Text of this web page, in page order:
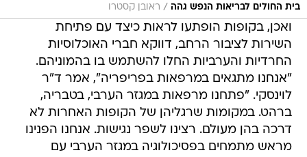
בית החולים לבריאות הנפש גהה / ראובן קסטרו
ואכן, בקופות הופתעו לראות כיצד עם פתיחת
השירות לציבור הרחב, דווקא חברי האוכלוסיות
החרדיות והערביות החלו להשתמש בו בהמוניהם.
"אנחנו מתגאים במרפאות בפריפריה", אמר ד"ר
לוינסקי. "פתחנו מרפאות במגזר הערבי, בטבריה,
ברהט. במקומות שרגליהן של הקופות האחרות לא
דרכה בהן מעולם. רצינו לשפר נגישות. אנחנו הפנינו
מראש מתמחים בפסיכולוגיה במגזר הערבי עם